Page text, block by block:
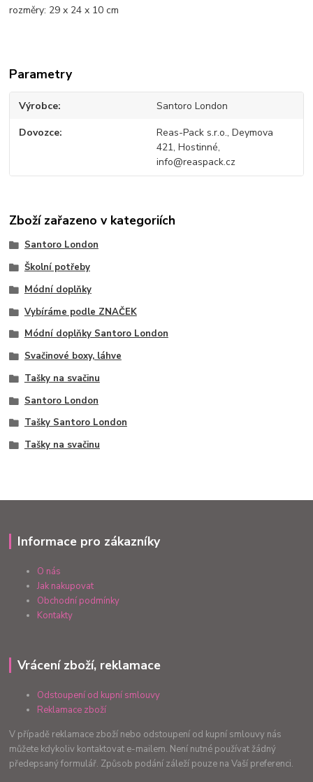
rozměry: 29 x 24 x 10 cm
Parametry
Výrobce Santoro London
Dovozce
Reas-Pack s.r.o., Deymova
421, Hostinné,
info@reaspack.cz
Zboží zařazeno v kategoriích
Santoro London
Školní potřeby
Módní doplňky
Vybíráme podle ZNAČEK
Módní doplňky Santoro London
Svačinové boxy, láhve
Tašky na svačinu
Santoro London
Tašky Santoro London
Tašky na svačinu
Informace pro zákazníky
O nás
Jak nakupovat
Obchodní podmínky
Kontakty
Vrácení zboží, reklamace
Odstoupení od kupní smlouvy
Reklamace zboží
V případě reklamace zboží nebo odstoupení od kupní smlouvy nás
můžete kdykoliv kontaktovat e-mailem. Není nutné používat žádný
předepsaný formulář. Způsob podání záleží pouze na Vaší preferenci.